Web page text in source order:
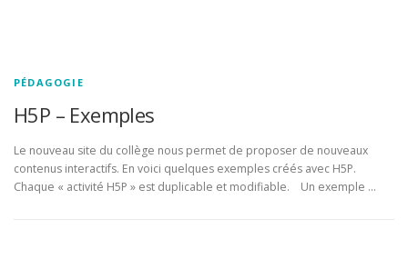
INSTANCES ET PARTENAIRES
PÉDAGOGIE
H5P – Exemples
Le nouveau site du collège nous permet de proposer de nouveaux
contenus interactifs. En voici quelques exemples créés avec H5P.
Chaque « activité H5P » est duplicable et modifiable. Un exemple …